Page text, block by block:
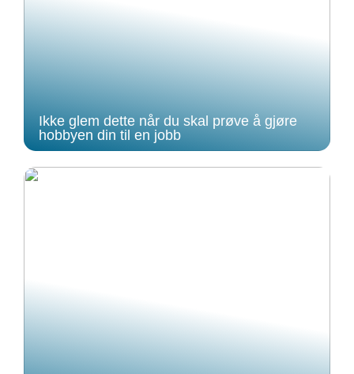
Ikke glem dette når du skal prøve å gjøre
hobbyen din til en jobb